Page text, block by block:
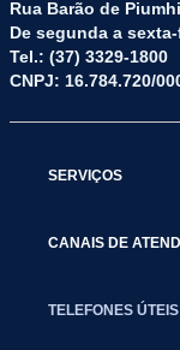
Rua Barão de
De segunda a
Tel.: (37) 3329-1800
CNPJ: 16.784.720/
SERVIÇOS
CANAIS DE
TELEFONES ÚTEIS